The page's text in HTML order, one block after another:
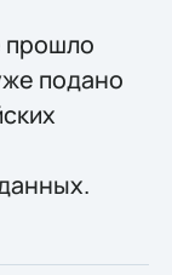
прошло
подано